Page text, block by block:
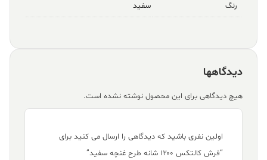
رنگ سفید
دیدگاهها
هیچ دیدگاهی برای این محصول نوشته نشده است.
اولین نفری باشید که دیدگاهی را ارسال می کنید برای
“فرش کالتکس ۱۲۰۰ شانه طرح غنچه سفید”